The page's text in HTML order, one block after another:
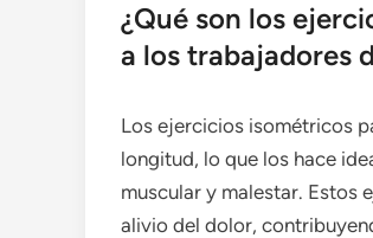
¿Qué son los
a los trabajadores
Los ejercicios isométricos
longitud, lo que los hace
muscular y malestar. Estos
alivio del dolor,